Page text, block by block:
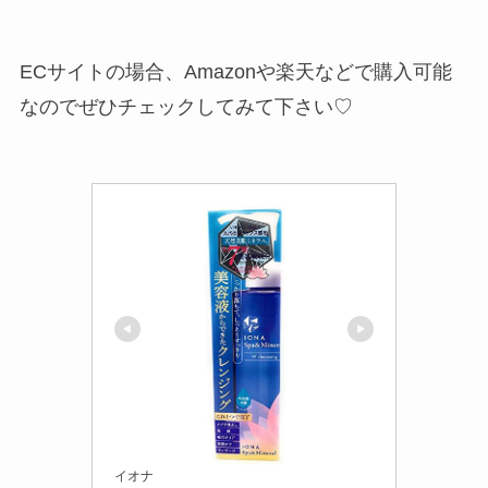
ECサイトの場合、Amazonや楽天などで購入可能
なのでぜひチェックしてみて下さい♡
イオナ